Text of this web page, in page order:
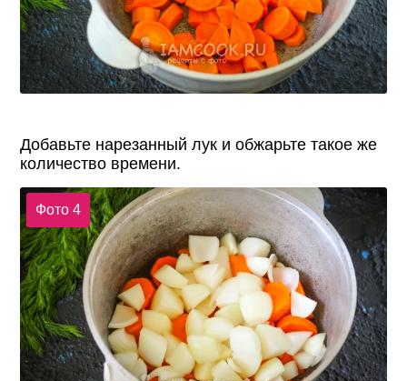
Добавьте нарезанный лук и обжарьте такое же
количество времени.
Фото 4